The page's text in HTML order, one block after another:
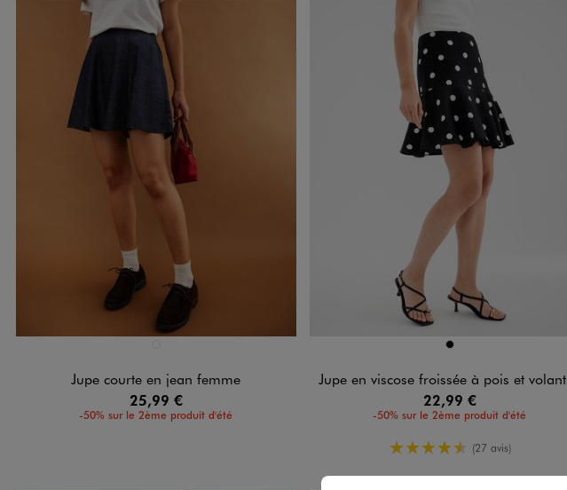
Jupe courte en jean femme
25,99 €
-50% sur le 2ème produit d'été
Disponible en 1 colorisNOIR
Jupe en viscose froissée à pois et volant femme
22,99 €
-50% sur le 2ème produit d'été
4.5/5 de moyenne
(27 avis)